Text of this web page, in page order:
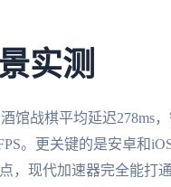
实测
战棋平均延迟278ms，
。更关键的是安卓和
，现代加速器完全能打